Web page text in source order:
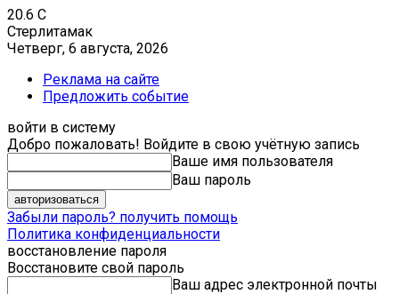
20.6 C
Стерлитамак
Четверг, 6 августа, 2026
Реклама на сайте
Предложить событие
войти в систему
Добро пожаловать! Войдите в свою учётную запись
Ваше имя пользователя
Ваш пароль
Забыли пароль? получить помощь
Политика конфиденциальности
восстановление пароля
Восстановите свой пароль
Ваш адрес электронной почты